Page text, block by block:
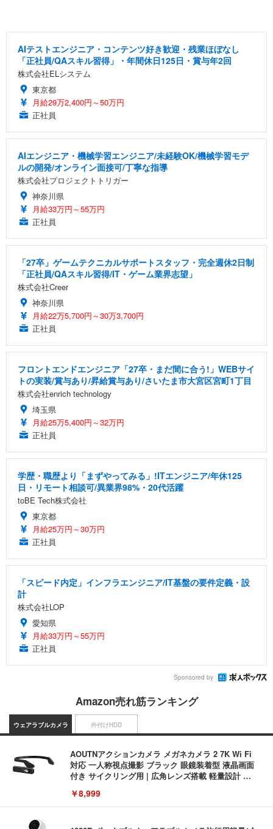
AIテストエンジニア・コンテンツ好き歓迎・残業ほぼなし
「正社員/QAスキル習得」・年間休日125日・賞与年2回
株式会社ELシステム
東京都
月給29万2,400円～50万円
正社員
AIエンジニア・機械学習エンジニア/未経験OK/機械学習モデ
ルの開発/オンライン面接可/丁寧な指導
株式会社プロジェクトトリガー
神奈川県
月給33万円～55万円
正社員
「27卒」ゲームテクニカルサポートスタッフ・完全週休2日制
「正社員/QAスキル習得/IT・ゲーム業界志望」
株式会社Creer
神奈川県
月給22万5,700円～30万3,700円
正社員
フロントエンドエンジニア「27卒・まだ間に合う!」WEBサイ
トの実装/賞与あり/昇給賞与あり/さいたま市大宮区宮町1丁目
株式会社enrich technology
埼玉県
月給25万5,400円～32万円
正社員
学歴・職歴より「まずやってみる」!ITエンジニア/年休125
日・リモート相談可/異業界98%・20代活躍
toBE Tech株式会社
東京都
月給25万円～30万円
正社員
「スピード内定」インフラエンジニア/IT基盤の要件定義・設
計
株式会社LOP
愛知県
月給33万円～55万円
正社員
Sponsored by
Amazon売れ筋ランキング
ウェアラブルカメラ
AOUTNアクションカメラ メガネカメラ 2 7K Wi Fi
対応 一人称視点撮影 ブラック 眼鏡装着型 液晶画面
付き サイクリング用 | 広角レンズ搭載 軽量設計 簡
軽量ボディ設計 録音機能対応 着脱しやすい構造 旅
行記録にも使いやすい (S111 ブラック + イヤーフッ
￥8,999
外付けHDD